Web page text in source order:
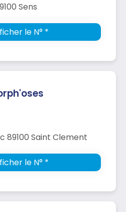
Sens
le N° *
89100 Saint Clement
le N° *